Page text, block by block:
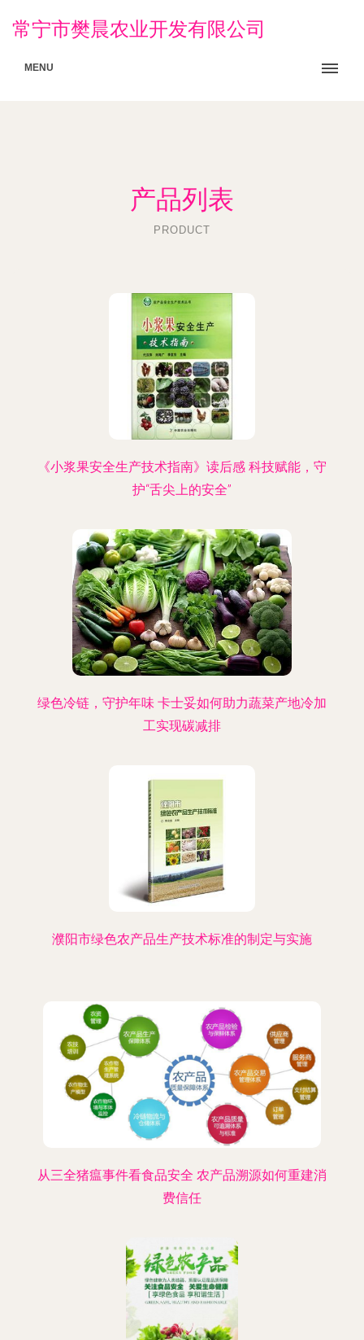
常宁市樊晨农业开发有限公司
MENU
产品列表
PRODUCT
《小浆果安全生产技术指南》读后感 科技赋能，守
护“舌尖上的安全”
绿色冷链，守护年味 卡士妥如何助力蔬菜产地冷加
工实现碳减排
濮阳市绿色农产品生产技术标准的制定与实施
从三全猪瘟事件看食品安全 农产品溯源如何重建消
费信任